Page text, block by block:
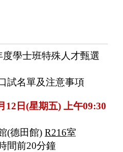
學士班特殊人才甄選
試名單及注意事項
12日(星期五) 上午09:30
(德田館) R216室
間前20分鐘